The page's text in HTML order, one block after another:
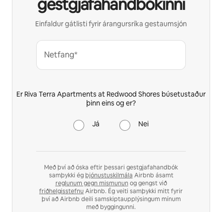
gestgjafahandbókinni
Einfaldur gátlisti fyrir árangursríka gestaumsjón
Netfang*
Er Riva Terra Apartments at Redwood Shores búsetustaður
þinn eins og er?
Já Nei
Með því að óska eftir þessari gestgjafahandbók
samþykki égþjónustuskilmála Airbnb ásamt
reglunum gegn mismunun og gengst við
friðhelgisstefnu Airbnb. Ég veiti samþykki mitt fyrir
því að Airbnb deili samskiptaupplýsingum mínum
með byggingunni.